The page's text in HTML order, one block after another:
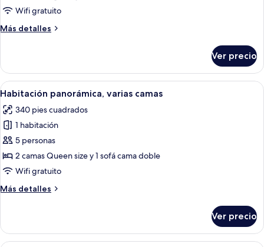
1
King
sofá
cama
Wifi gratuito
Más detalles
Más
1
cama
King
y
sofá
cama
Ver precio
Abrir
todas
las
fotos
de
Habitación
panorámica,
camas
Habitación de hotel con una cama
5
Habitación panorámica, varias camas
340 pies cuadrados
1 habitación
5 personas
2 camas Queen size y 1 sofá cama doble
Wifi gratuito
Más detalles
Más
panorámica,
varias
Ver precio